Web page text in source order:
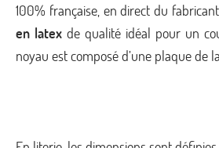
100% française, en direct du
en latex de qualité idéal pour un
noyau est composé d’une plaque de